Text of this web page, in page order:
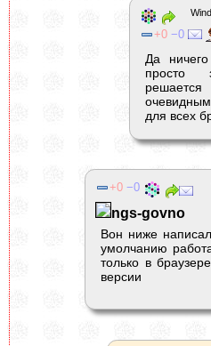
0 0
Да
просто
для всех
0 0
ngs-govno
Вон ниже
умолчанию
только в
версии